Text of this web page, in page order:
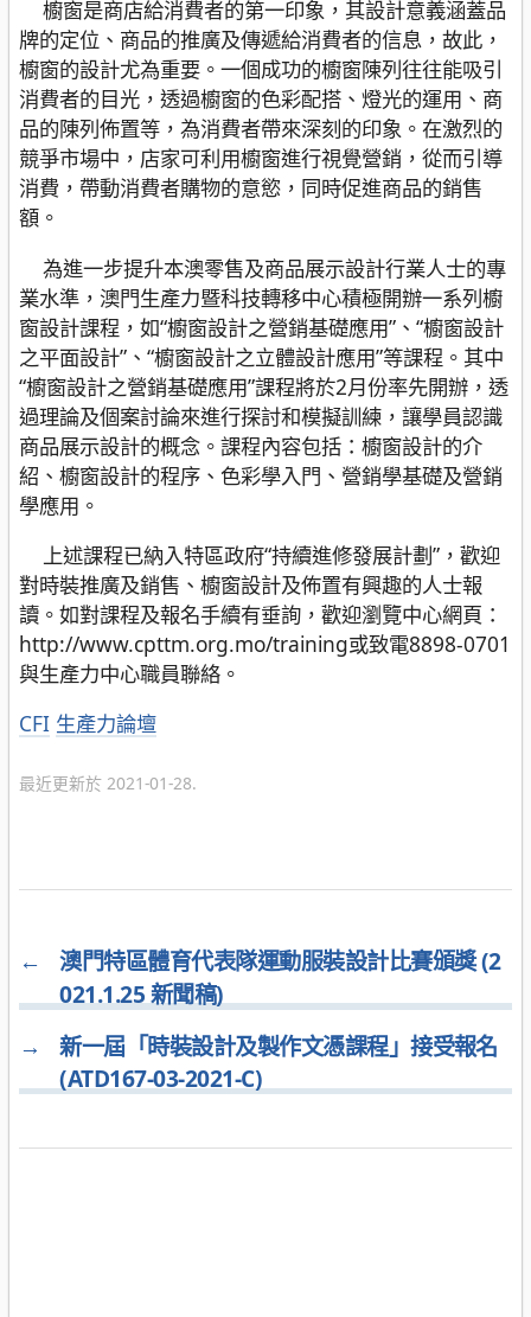
櫥窗是商店給消費者的第一印象，其設計意義涵蓋品
牌的定位、商品的推廣及傳遞給消費者的信息，故此，
櫥窗的設計尤為重要。一個成功的櫥窗陳列往往能吸引
消費者的目光，透過櫥窗的色彩配搭、燈光的運用、商
品的陳列佈置等，為消費者帶來深刻的印象。在激烈的
競爭市場中，店家可利用櫥窗進行視覺營銷，從而引導
消費，帶動消費者購物的意慾，同時促進商品的銷售
額。
為進一步提升本澳零售及商品展示設計行業人士的專
業水準，澳門生產力暨科技轉移中心積極開辦一系列櫥
窗設計課程，如“櫥窗設計之營銷基礎應用”、“櫥窗設計
之平面設計”、“櫥窗設計之立體設計應用”等課程。其中
“櫥窗設計之營銷基礎應用”課程將於2月份率先開辦，透
過理論及個案討論來進行探討和模擬訓練，讓學員認識
商品展示設計的概念。課程內容包括：櫥窗設計的介
紹、櫥窗設計的程序、色彩學入門、營銷學基礎及營銷
學應用。
上述課程已納入特區政府“持續進修發展計劃”，歡迎
對時裝推廣及銷售、櫥窗設計及佈置有興趣的人士報
讀。如對課程及報名手續有垂詢，歡迎瀏覽中心網頁：
http://www.cpttm.org.mo/training或致電8898-0701
與生產力中心職員聯絡。
分
CFI 生產力論壇
最近更新於 2021-01-28.
←
澳門特區體育代表隊運動服裝設計比賽頒獎 (2
021.1.25 新聞稿)
→
新一屆「時裝設計及製作文憑課程」接受報名
(ATD167-03-2021-C)